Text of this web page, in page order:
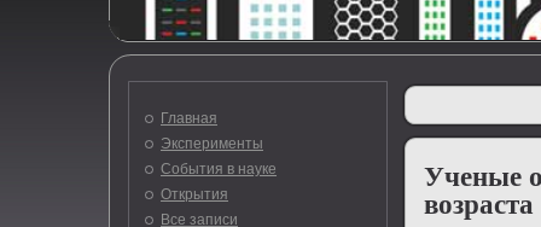
Главная
Эксперименты
События в науке
Открытия
Все записи
Ученые
возраста